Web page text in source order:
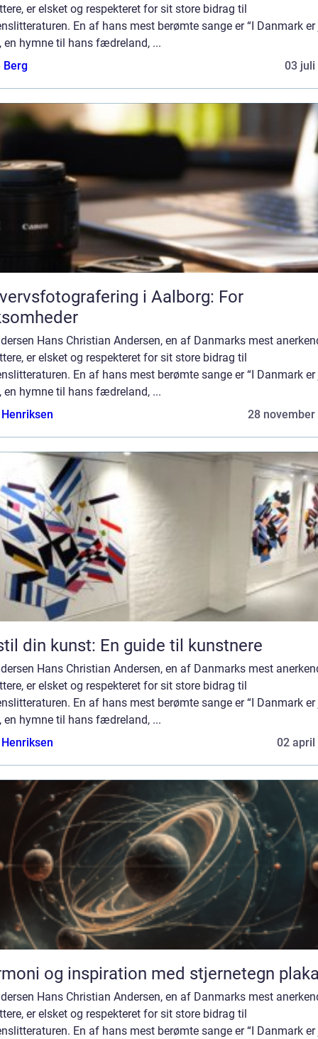
er elsket og respekteret for sit store bidrag til
En af hans mest berømte sange er “I Danmark er
en hymne til hans fædreland, ...
Berg
03 juli
i Aalborg: For
Hans Christian Andersen, en af Danmarks mest
er elsket og respekteret for sit store bidrag til
En af hans mest berømte sange er “I Danmark er
en hymne til hans fædreland, ...
28 november
din kunst: En guide til kunstnere
Hans Christian Andersen, en af Danmarks mest
er elsket og respekteret for sit store bidrag til
En af hans mest berømte sange er “I Danmark er
en hymne til hans fædreland, ...
02 april
og inspiration med stjernetegn
Hans Christian Andersen, en af Danmarks mest
er elsket og respekteret for sit store bidrag til
En af hans mest berømte sange er “I Danmark er